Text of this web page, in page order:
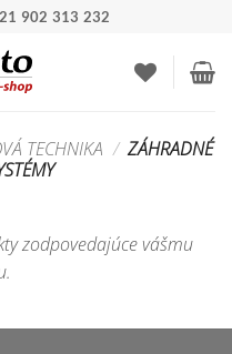
902 313 232
TECHNIKA / ZÁHRADNÉ
zodpovedajúce vášmu